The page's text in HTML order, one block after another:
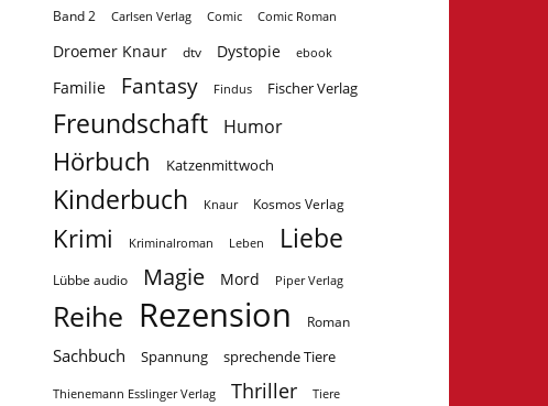
Band 2 Carlsen Verlag Comic Comic Roman
Droemer Knaur dtv Dystopie ebook
Familie Fantasy Findus Fischer Verlag
Freundschaft Humor
Hörbuch Katzenmittwoch
Kinderbuch Knaur Kosmos Verlag
Krimi Kriminalroman Leben Liebe
Lübbe audio Magie Mord Piper Verlag
Reihe Rezension Roman
Sachbuch Spannung sprechende Tiere
Thienemann Esslinger Verlag Thriller Tiere